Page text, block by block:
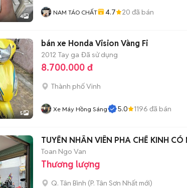
4 NAM TÁO CHẤT 4.7 20 đã bán
5
bán xe Honda Vision Vàng Fi
2012 Tay ga Đã sử dụng
8.700.000 đ
Thành phố Vinh
Xe Máy Hồng Sáng 5.0 1196 đã bán
TUYỂN NHÂN VIÊN PHA CHẾ KINH
Toan Ngo Van
Thương lượng
Q. Tân Bình (P. Tân Sơn Nhất mới)